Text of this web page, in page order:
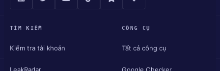
TÌM KIẾM
Kiểm tra tài khoản
LeakRadar
CÔNG CỤ
Tất cả công cụ
Google Checker